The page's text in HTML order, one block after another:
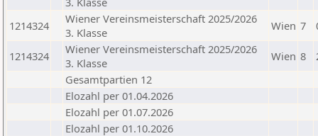
1214324
Wiener Vereinsmeisterschaft 2025/2026
3. Klasse
Wien 7
1214324
Wiener Vereinsmeisterschaft 2025/2026
3. Klasse
Wien 8
Gesamtpartien 12
Elozahl per 01.04.2026
Elozahl per 01.07.2026
Elozahl per 01.10.2026